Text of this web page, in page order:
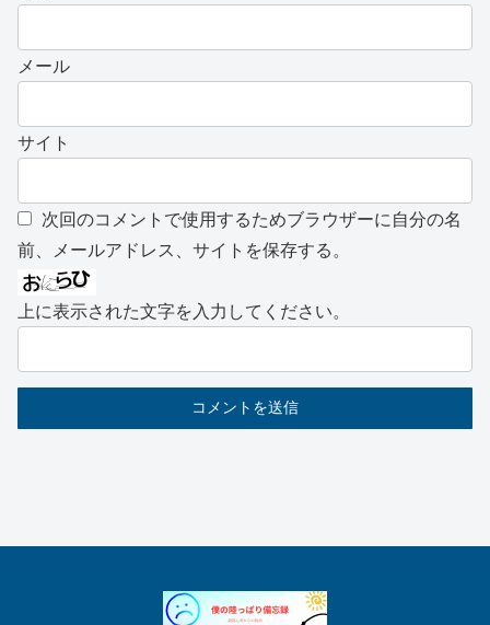
メール
サイト
次回のコメントで使用するためブラウザーに自分の名
前、メールアドレス、サイトを保存する。
上に表示された文字を入力してください。